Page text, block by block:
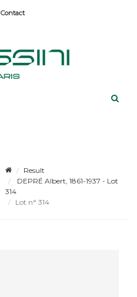
Contact
Result
DEPRÉ Albert, 1861-1937 - Lot
314
Lot n° 314